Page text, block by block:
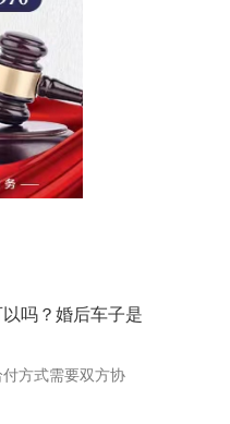
吗？婚后车子是
方式需要双方协